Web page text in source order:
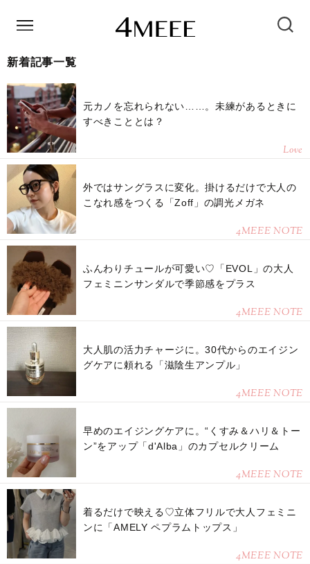
新着記事一覧
元カノを忘れられない……。未練があるときに
すべきこととは？
Love
外ではサングラスに変化。掛けるだけで大人の
こなれ感をつくる「Zoff」の調光メガネ
4MEEE NOTE
ふんわりチュールが可愛い♡「EVOL」の大人
フェミニンサンダルで季節感をプラス
4MEEE NOTE
大人肌の活力チャージに。30代からのエイジン
グケアに頼れる「滋陰生アンプル」
4MEEE NOTE
早めのエイジングケアに。“くすみ＆ハリ＆トー
ン”をアップ「d'Alba」のカプセルクリーム
4MEEE NOTE
着るだけで映える♡立体フリルで大人フェミニ
ンに「AMELY ペプラムトップス」
4MEEE NOTE